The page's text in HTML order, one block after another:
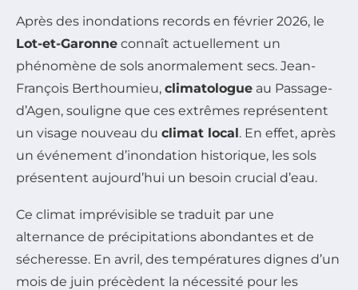
Après des inondations records en février 2026, le
Lot-et-Garonne connaît actuellement un
phénomène de sols anormalement secs. Jean-
François Berthoumieu, climatologue au Passage-
d’Agen, souligne que ces extrêmes représentent
un visage nouveau du climat local. En effet, après
un événement d’inondation historique, les sols
présentent aujourd’hui un besoin crucial d’eau.
Ce climat imprévisible se traduit par une
alternance de précipitations abondantes et de
sécheresse. En avril, des températures dignes d’un
mois de juin précèdent la nécessité pour les